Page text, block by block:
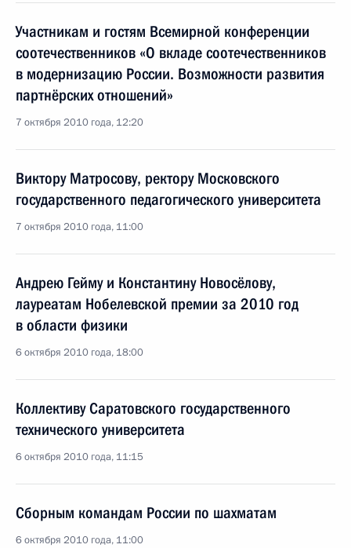
Участникам и гостям Всемирной конференции
соотечественников «О вкладе соотечественников
в модернизацию России. Возможности развития
партнёрских отношений»
7 октября 2010 года, 12:20
Виктору Матросову, ректору Московского
государственного педагогического университета
7 октября 2010 года, 11:00
Андрею Гейму и Константину Новосёлову,
лауреатам Нобелевской премии за 2010 год
в области физики
6 октября 2010 года, 18:00
Коллективу Саратовского государственного
технического университета
6 октября 2010 года, 11:15
Сборным командам России по шахматам
6 октября 2010 года, 11:00